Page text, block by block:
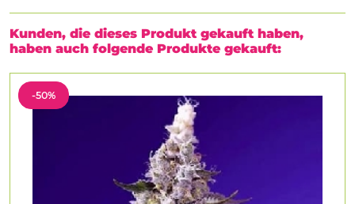
Kunden, die dieses Produkt gekauft haben,
haben auch folgende Produkte gekauft:
-50%